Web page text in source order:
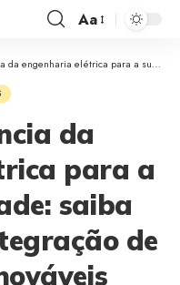
Aa
para a sustentabilidade: saiba mais sobre a integração de energias renováveis
da
para a
saiba
de